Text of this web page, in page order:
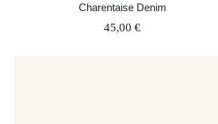
Charentaise Denim
45,00 €